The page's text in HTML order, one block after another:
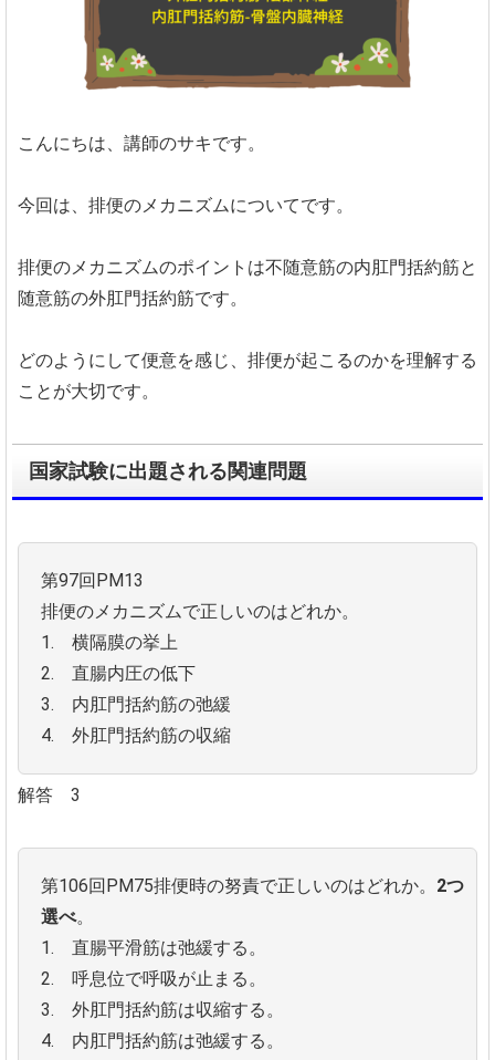
こんにちは、講師のサキです。
今回は、排便のメカニズムについてです。
排便のメカニズムのポイントは不随意筋の内肛門括約筋と
随意筋の外肛門括約筋です。
どのようにして便意を感じ、排便が起こるのかを理解する
ことが大切です。
国家試験に出題される関連問題
第97回PM13
排便のメカニズムで正しいのはどれか。
1. 横隔膜の挙上
2. 直腸内圧の低下
3. 内肛門括約筋の弛緩
4. 外肛門括約筋の収縮
解答 3
第106回PM75排便時の努責で正しいのはどれか。 2つ
選べ。
1. 直腸平滑筋は弛緩する。
2. 呼息位で呼吸が止まる。
3. 外肛門括約筋は収縮する。
4. 内肛門括約筋は弛緩する。